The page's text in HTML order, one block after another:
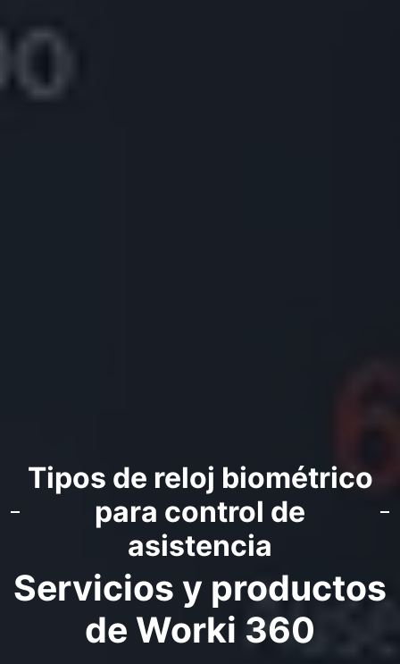
Tipos de reloj biométrico
para control de
asistencia
Servicios y productos
de Worki 360